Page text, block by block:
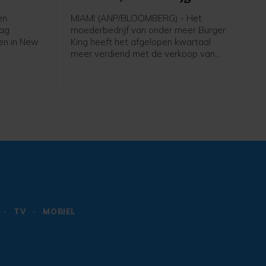
in New
MIAMI (ANP/BLOOMBERG) - Het
moederbedrijf van onder meer Burger
King heeft het afgelopen kwartaal
meer verdiend met de verkoop van
TV
MOBIEL